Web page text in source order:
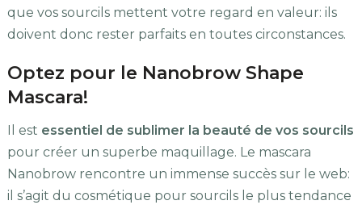
que vos sourcils mettent votre regard en valeur: ils
doivent donc rester parfaits en toutes circonstances.
Optez pour le Nanobrow Shape
Mascara!
Il est essentiel de sublimer la beauté de vos sourcils
pour créer un superbe maquillage. Le mascara
Nanobrow rencontre un immense succès sur le web:
il s’agit du cosmétique pour sourcils le plus tendance